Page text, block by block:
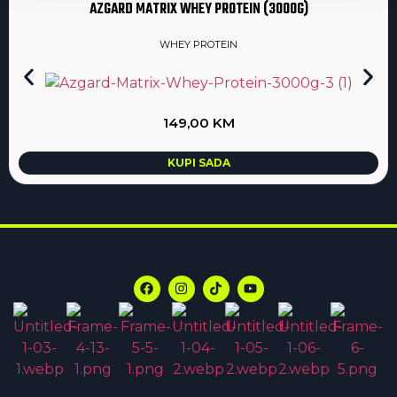
AZGARD MATRIX WHEY PROTEIN (3000G)
WHEY PROTEIN
149,00 KM
KUPI SADA